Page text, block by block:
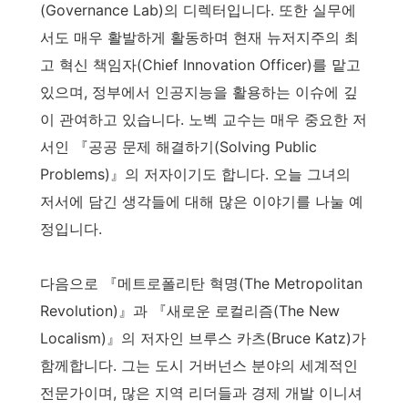
(Governance Lab)의 디렉터입니다. 또한 실무에
서도 매우 활발하게 활동하며 현재 뉴저지주의 최
고 혁신 책임자(Chief Innovation Officer)를 맡고
있으며, 정부에서 인공지능을 활용하는 이슈에 깊
이 관여하고 있습니다. 노벡 교수는 매우 중요한 저
서인 『공공 문제 해결하기(Solving Public
Problems)』의 저자이기도 합니다. 오늘 그녀의
저서에 담긴 생각들에 대해 많은 이야기를 나눌 예
정입니다.
다음으로 『메트로폴리탄 혁명(The Metropolitan
Revolution)』과 『새로운 로컬리즘(The New
Localism)』의 저자인 브루스 카츠(Bruce Katz)가
함께합니다. 그는 도시 거버넌스 분야의 세계적인
전문가이며, 많은 지역 리더들과 경제 개발 이니셔